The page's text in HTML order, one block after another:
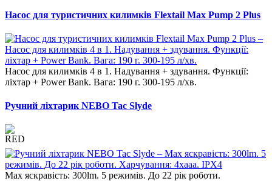
Насос для туристичних килимків Flextail Max Pump 2 Plus
Насос для килимків 4 в 1. Надування + здування. Функції:
ліхтар + Power Bank. Вага: 190 г. 300-195 л/хв.
Ручний ліхтарик NEBO Tac Slyde
Max яскравість: 300lm. 5 режимів. До 22 рік роботи.